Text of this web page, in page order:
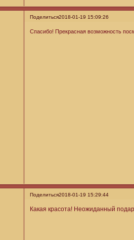
Поделиться2018-01-19 15:09:26
Спасибо! Прекрасная возможность
Поделиться2018-01-19 15:29:44
Какая красота! Неожиданный